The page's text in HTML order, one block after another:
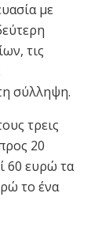
με
τις
σύλληψη.
τρεις
20
60 ευρώ τα
το ένα